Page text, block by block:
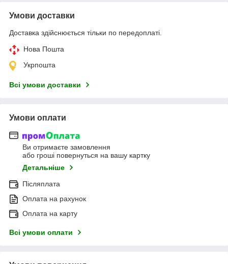
Умови доставки
Доставка здійснюється тільки по передоплаті.
Нова Пошта
Укрпошта
Всі умови доставки
Умови оплати
Ви отримаєте замовлення
або гроші повернуться на вашу картку
Детальніше
Післяплата
Оплата на рахунок
Оплата на карту
Всі умови оплати